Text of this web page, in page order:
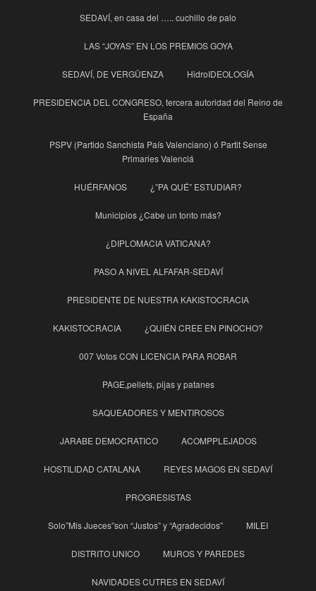
SEDAVÍ, en casa del ….. cuchillo de palo
LAS “JOYAS” EN LOS PREMIOS GOYA
SEDAVÍ, DE VERGÜENZA HidroIDEOLOGÍA
PRESIDENCIA DEL CONGRESO, tercera autoridad del Reino de
España
PSPV (Partido Sanchista País Valenciano) ó Partit Sense
Primaries Valenciá
HUÉRFANOS ¿”PA QUÉ” ESTUDIAR?
Municipios ¿Cabe un tonto más?
¿DIPLOMACIA VATICANA?
PASO A NIVEL ALFAFAR-SEDAVÍ
PRESIDENTE DE NUESTRA KAKISTOCRACIA
KAKISTOCRACIA ¿QUIÉN CREE EN PINOCHO?
007 Votos CON LICENCIA PARA ROBAR
PAGE,pellets, pijas y patanes
SAQUEADORES Y MENTIROSOS
JARABE DEMOCRATICO ACOMPPLEJADOS
HOSTILIDAD CATALANA REYES MAGOS EN SEDAVÍ
PROGRESISTAS
Solo”Mis Jueces”son “Justos” y “Agradecidos” MILEI
DISTRITO UNICO MUROS Y PAREDES
NAVIDADES CUTRES EN SEDAVÍ